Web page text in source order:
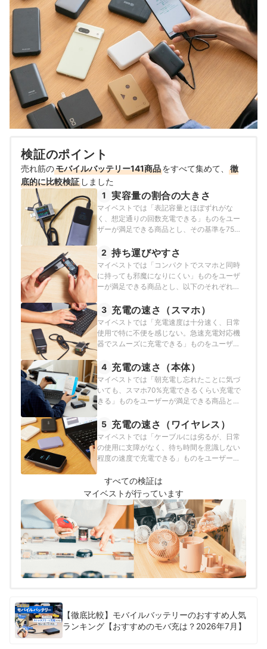
検証のポイント
売れ筋のモバイルバッテリー141商品をすべて集めて、
徹
底的に比較検証 しました
1 実容量の割合の大きさ
マイベストでは「表記容量とほぼずれがな
く、想定通りの回数充電できる」ものをユー
ザーが満足できる商品とし、その基準を75%
た。※2025年11月20日時点の情報をもとに検
証を行なっています。
2 持ち運びやすさ
マイベストでは「コンパクトでスマホと同時
に持っても邪魔になりにくい」ものをユーザ
ーが満足できる商品とし、以下のそれぞれの
ア化しました。※2025年11月20日時点の情報
をもとに検証を行なっています。
3 充電の速さ（スマホ）
マイベストでは「充電速度は十分速く、日常
使用で特に不便を感じない。急速充電対応機
器でスムーズに充電できる」ものをユーザー
と定めて以下の方法で検証を行いました。
※2025年11月20日時点の情報をもとに検証を
行なっています。
4 充電の速さ（本体）
マイベストでは「朝充電し忘れたことに気づ
いても、スマホ70%充電できるくらい充電で
きる」ものをユーザーが満足できる商品と
で検証を行いました。※2025年11月20日時点
の情報をもとに検証を行なっています。
5 充電の速さ（ワイヤレス）
マイベストでは「ケーブルには劣るが、日常
の使用に支障がなく、待ち時間を意識しない
程度の速度で充電できる」ものをユーザーが
定めて以下の方法で検証を行いました。
※2025年11月20日時点の情報をもとに検証を
行なっています。
すべての検証は
マイベストが行っています
【徹底比較】モバイルバッテリーのおすすめ人気
ランキング【おすすめのモバ充は？2026年7月】